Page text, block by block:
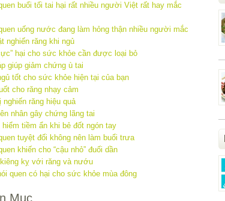
buổi tối tai hại rất nhiều người Việt rất hay mắc
uống nước đang làm hỏng thận nhiều người mắc
nghiến răng khi ngủ
hại cho sức khỏe cần được loại bỏ
giúp giảm chứng ù tai
tốt cho sức khỏe hiện tại của bạn
cho răng nhạy cảm
nghiến răng hiệu quả
nhân gây chứng lãng tai
hiểm tiềm ẩn khi bẻ đốt ngón tay
tuyệt đối không nên làm buổi trưa
khiến cho “cậu nhỏ” đuối dần
kỵ với răng và nướu
quen có hại cho sức khỏe mùa đông
Mục